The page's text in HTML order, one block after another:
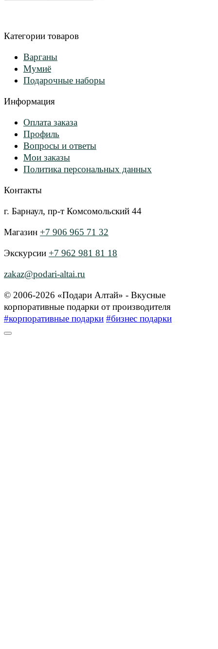
Категории товаров
Варганы
Мумиё
Подарочные наборы
Информация
Оплата заказа
Профиль
Вопросы и ответы
Мои заказы
Политика персональных данных
Контакты
г. Барнаул, пр-т Комсомольский 44
Магазин +7 906 965 71 32
Экскурсии +7 962 981 81 18
zakaz@podari-altai.ru
© 2006-2026 «Подари Алтай» - Вкусные
корпоративные подарки от производителя
#корпоративные подарки #бизнес подарки